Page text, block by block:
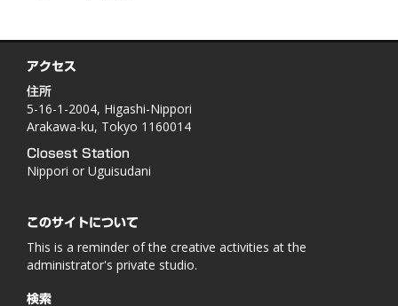
アクセス
住所
5-16-1-2004, Higashi-Nippori
Arakawa-ku, Tokyo 1160014
Closest Station
Nippori or Uguisudani
このサイトについて
This is a reminder of the creative activities at the
administrator's private studio.
検索